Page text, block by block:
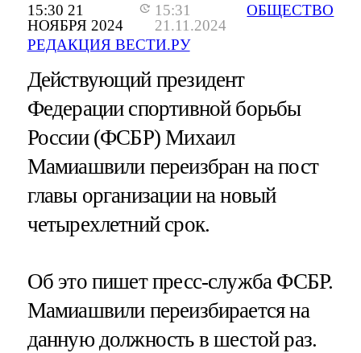
15:30 21
НОЯБРЯ 2024
15:31
21.11.2024
РЕДАКЦИЯ ВЕСТИ.РУ
ОБЩЕСТВО
Действующий президент
Федерации спортивной борьбы
России (ФСБР) Михаил
Мамиашвили переизбран на пост
главы организации на новый
четырехлетний срок.
Об это пишет пресс-служба ФСБР.
Мамиашвили переизбирается на
данную должность в шестой раз.